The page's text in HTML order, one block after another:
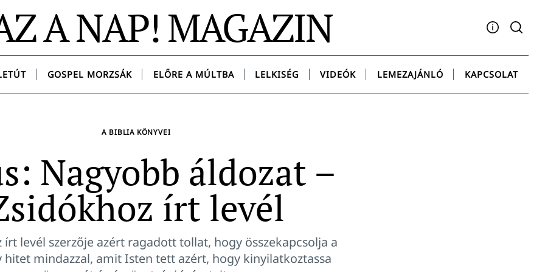
A NAP! MAGAZIN
Facebook
YouTubeInstagram
TwitterSpotify
GOSPEL MORZSÁK ELŐRE A MÚLTBA LELKISÉG VIDEÓK LEMEZAJÁNLÓ KAPCSOLAT
A BIBLIA KÖNYVEI
Nagyobb áldozat –
írt levél
írt levél szerzője azért ragadott tollat, hogy összekapcsolja a
hitet mindazzal, amit Isten tett azért, hogy kinyilatkoztassa